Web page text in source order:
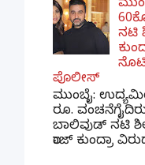
ನಟಿ
ಪೊಲೀಸ್
ಮುಂಬೈ:
ರೂ.
ಬಾಲಿವುಡ್ ನಟಿ
ರಾಜ್ ಕುಂದ್ರಾ